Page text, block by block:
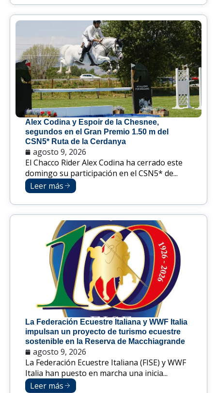
Alex Codina y Espoir de la Chesnee,
segundos en el Gran Premio 1.50 m del
CSN5* Ruta de la Cerdanya
agosto 9, 2026
El Chacco Rider Alex Codina ha cerrado este
domingo su participación en el CSN5* de...
Leer más
La Federación Ecuestre Italiana y WWF Italia
impulsan un proyecto de turismo ecuestre
sostenible en la Reserva de Macchiagrande
agosto 9, 2026
La Federación Ecuestre Italiana (FISE) y WWF
Italia han puesto en marcha una inicia...
Leer más